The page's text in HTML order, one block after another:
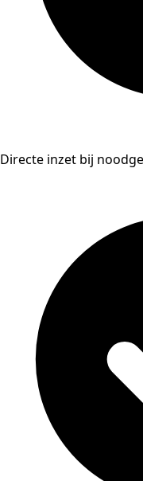
Directe inzet bij